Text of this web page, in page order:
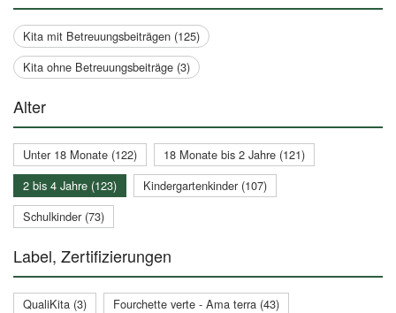
Kita mit Betreuungsbeiträgen (125)
Kita ohne Betreuungsbeiträge (3)
Alter
Unter 18 Monate (122)
18 Monate bis 2 Jahre (121)
2 bis 4 Jahre (123)
Kindergartenkinder (107)
Schulkinder (73)
Label, Zertifizierungen
QualiKita (3)
Fourchette verte - Ama terra (43)